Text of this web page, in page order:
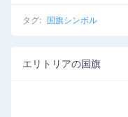
タグ: 国旗シンボル
エリトリアの国旗